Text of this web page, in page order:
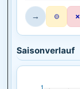
→ 🟡 ❌
Saisonverlauf